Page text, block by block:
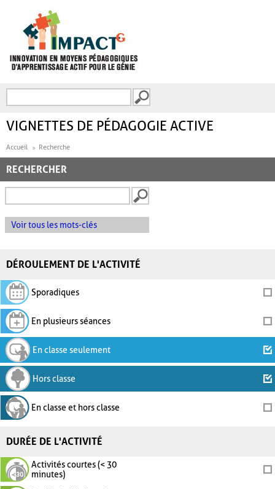
FORMULAIRE DE
VIGNETTES DE PÉDAGOGIE ACTIVE
Accueil Recherche
RECHERCHER
Voir tous les mots-clés
DÉROULEMENT DE L'ACTIVITÉ
Sporadiques
En plusieurs séances
En classe seulement
Hors classe
En classe et hors classe
DURÉE DE L'ACTIVITÉ
Activités courtes (< 30
minutes)